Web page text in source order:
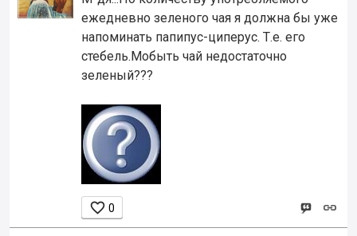
ежедневно зеленого чая я должна бы уже
напоминать папипус-циперус. Т.е. его
стебель.Мобыть чай недостаточно
зеленый???
 0